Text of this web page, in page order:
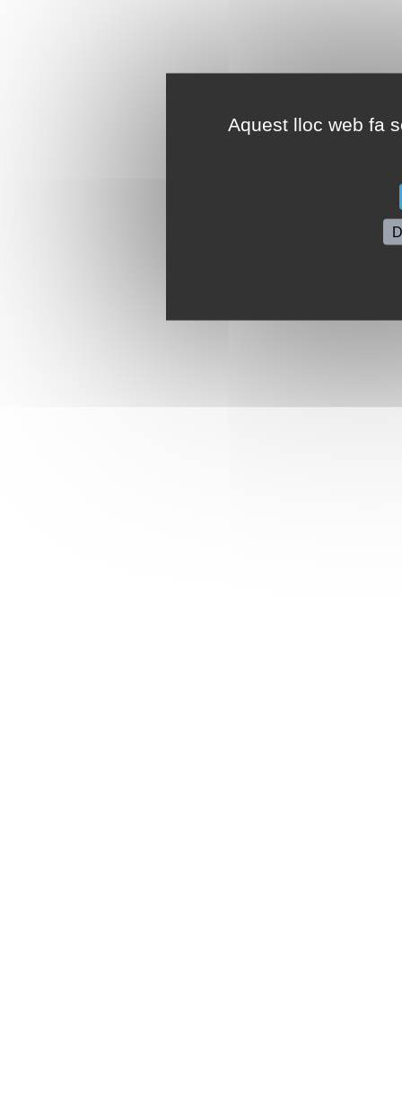
Aquest lloc web fa